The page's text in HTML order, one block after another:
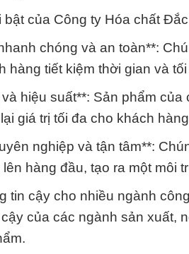
bật của Công ty Hóa chất
chóng và an toàn**:
hàng tiết kiệm thời gian và
hiệu suất**: Sản phẩm
giá trị tối đa cho khách
nghiệp và tận tâm**:
hàng đầu, tạo ra một môi
tin cậy cho nhiều ngành
của các ngành sản xuất,